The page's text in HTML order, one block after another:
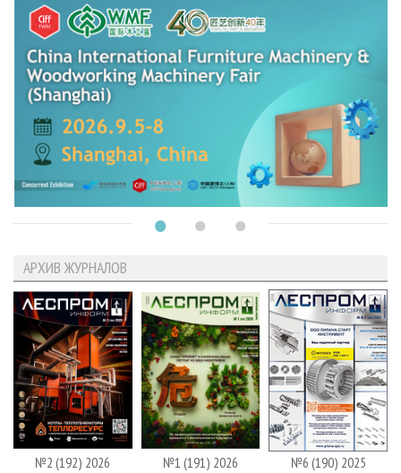
АРХИВ ЖУРНАЛОВ
№2 (192) 2026 №1 (191) 2026 №6 (190) 2025